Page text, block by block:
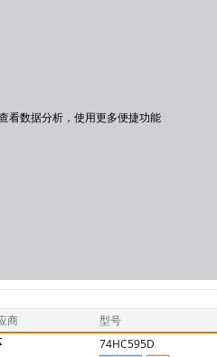
看数据分析，使用更多便捷功能
商 型号
74HC595D